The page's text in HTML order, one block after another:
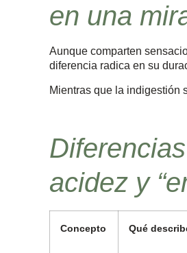
en una
Aunque comparten
diferencia radica en su
Mientras que la indigestión
acidez y
Concepto Qué